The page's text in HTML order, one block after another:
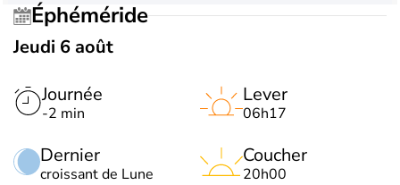
Éphéméride
Jeudi 6 août
Journée
-2 min
Dernier
croissant de Lune
Lever
06h17
Coucher
20h00